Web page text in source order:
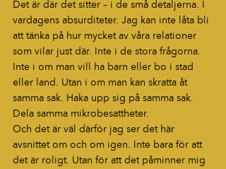
Det är där det sitter – i de små detaljerna. I
vardagens absurditeter. Jag kan inte låta bli
att tänka på hur mycket av våra relationer
som vilar just där. Inte i de stora frågorna.
Inte i om man vill ha barn eller bo i stad
eller land. Utan i om man kan skratta åt
samma sak. Haka upp sig på samma sak.
Dela samma mikrobesattheter.
Och det är väl därför jag ser det här
avsnittet om och om igen. Inte bara för att
det är roligt. Utan för att det påminner mig